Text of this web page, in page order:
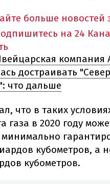
больше новостей
на 24
компания
достраивать
что дальше
что в таких
газа в 2020 году
кубометров, а
кубометров.